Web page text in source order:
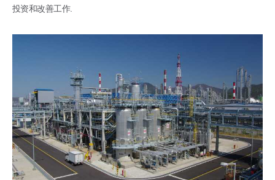
投资和改善工作.